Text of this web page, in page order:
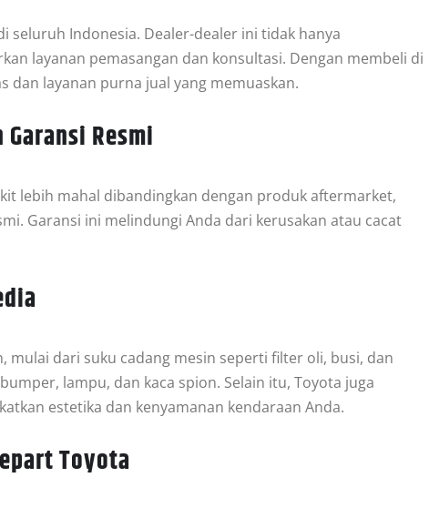
seluruh Indonesia. Dealer-dealer ini tidak hanya
layanan pemasangan dan konsultasi. Dengan membeli di
dan layanan purna jual yang memuaskan.
Resmi
lebih mahal dibandingkan dengan produk aftermarket,
Garansi ini melindungi Anda dari kerusakan atau cacat
dari suku cadang mesin seperti filter oli, busi, dan
lampu, dan kaca spion. Selain itu, Toyota juga
estetika dan kenyamanan kendaraan Anda.
Toyota